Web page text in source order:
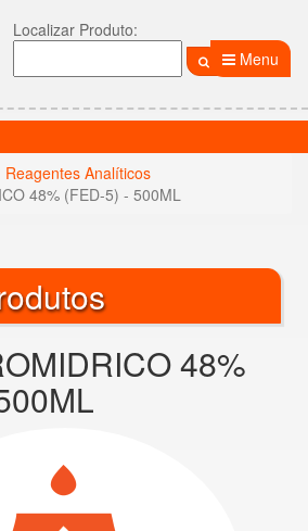
Localizar Produto:
Menu
Reagentes Analíticos
48% (FED-5) - 500ML
48%